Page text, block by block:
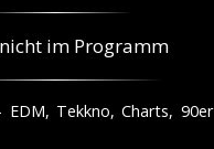
im Programm
EDM, Tekkno, Charts, 90er